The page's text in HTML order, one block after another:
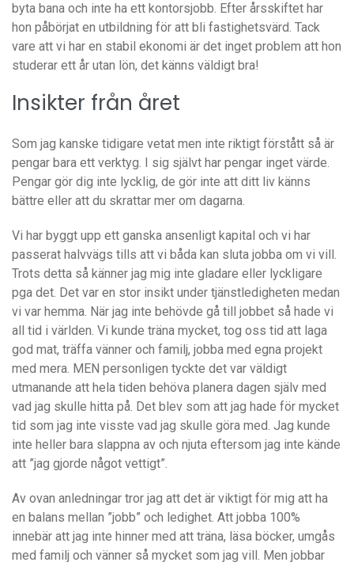
byta bana och inte ha ett kontorsjobb. Efter årsskiftet har
hon påbörjat en utbildning för att bli fastighetsvärd. Tack
vare att vi har en stabil ekonomi är det inget problem att hon
studerar ett år utan lön, det känns väldigt bra!
Insikter från året
Som jag kanske tidigare vetat men inte riktigt förstått så är
pengar bara ett verktyg. I sig självt har pengar inget värde.
Pengar gör dig inte lycklig, de gör inte att ditt liv känns
bättre eller att du skrattar mer om dagarna.
Vi har byggt upp ett ganska ansenligt kapital och vi har
passerat halvvägs tills att vi båda kan sluta jobba om vi vill.
Trots detta så känner jag mig inte gladare eller lyckligare
pga det. Det var en stor insikt under tjänstledigheten medan
vi var hemma. När jag inte behövde gå till jobbet så hade vi
all tid i världen. Vi kunde träna mycket, tog oss tid att laga
god mat, träffa vänner och familj, jobba med egna projekt
med mera. MEN personligen tyckte det var väldigt
utmanande att hela tiden behöva planera dagen själv med
vad jag skulle hitta på. Det blev som att jag hade för mycket
tid som jag inte visste vad jag skulle göra med. Jag kunde
inte heller bara slappna av och njuta eftersom jag inte kände
att ”jag gjorde något vettigt”.
Av ovan anledningar tror jag att det är viktigt för mig att ha
en balans mellan ”jobb” och ledighet. Att jobba 100%
innebär att jag inte hinner med att träna, läsa böcker, umgås
med familj och vänner så mycket som jag vill. Men jobbar